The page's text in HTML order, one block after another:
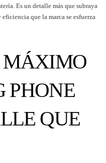
Es un detalle más que subraya
que la marca se esfuerza
MÁXIMO
PHONE
QUE